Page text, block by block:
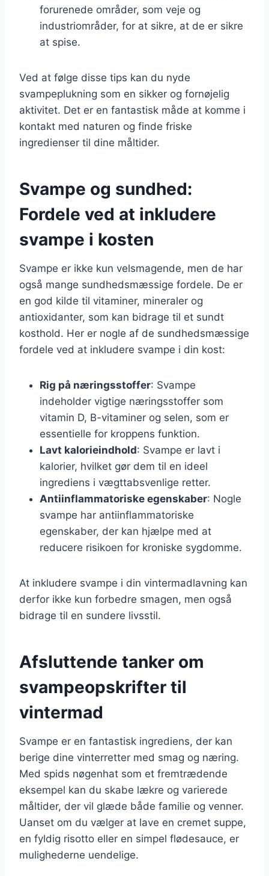
forurenede områder, som veje og
industriområder, for at sikre, at de er sikre
at spise.
Ved at følge disse tips kan du nyde
svampeplukning som en sikker og fornøjelig
aktivitet. Det er en fantastisk måde at komme i
kontakt med naturen og finde friske
ingredienser til dine måltider.
Svampe og sundhed:
Fordele ved at inkludere
svampe i kosten
Svampe er ikke kun velsmagende, men de har
også mange sundhedsmæssige fordele. De er
en god kilde til vitaminer, mineraler og
antioxidanter, som kan bidrage til et sundt
kosthold. Her er nogle af de sundhedsmæssige
fordele ved at inkludere svampe i din kost:
Rig på næringsstoffer: Svampe
indeholder vigtige næringsstoffer som
vitamin D, B-vitaminer og selen, som er
essentielle for kroppens funktion.
Lavt kalorieindhold: Svampe er lavt i
kalorier, hvilket gør dem til en ideel
ingrediens i vægttabsvenlige retter.
Antiinflammatoriske egenskaber: Nogle
svampe har antiinflammatoriske
egenskaber, der kan hjælpe med at
reducere risikoen for kroniske sygdomme.
At inkludere svampe i din vintermadlavning kan
derfor ikke kun forbedre smagen, men også
bidrage til en sundere livsstil.
Afsluttende tanker om
svampeopskrifter til
vintermad
Svampe er en fantastisk ingrediens, der kan
berige dine vinterretter med smag og næring.
Med spids nøgenhat som et fremtrædende
eksempel kan du skabe lækre og varierede
måltider, der vil glæde både familie og venner.
Uanset om du vælger at lave en cremet suppe,
en fyldig risotto eller en simpel flødesauce, er
mulighederne uendelige.